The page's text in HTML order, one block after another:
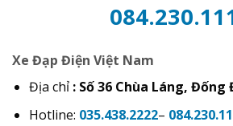
Xe Đạp Điện Việt Nam
Địa chỉ : Số 36 Chùa Láng, Đống
Hotline: 035.438.2222–